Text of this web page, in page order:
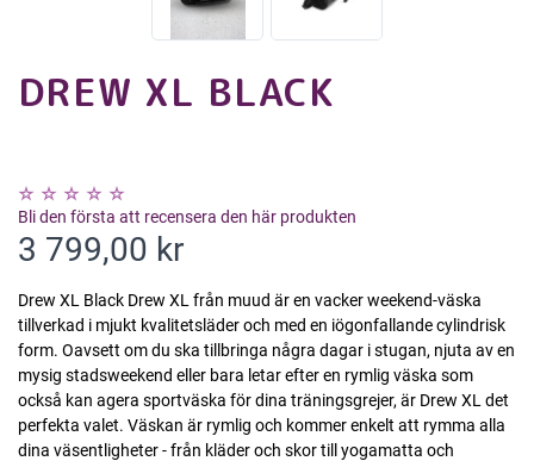
DREW XL BLACK
Bli den första att recensera den här produkten
3 799,00 kr
Drew XL Black Drew XL från muud är en vacker weekend-väska
tillverkad i mjukt kvalitetsläder och med en iögonfallande cylindrisk
form. Oavsett om du ska tillbringa några dagar i stugan, njuta av en
mysig stadsweekend eller bara letar efter en rymlig väska som
också kan agera sportväska för dina träningsgrejer, är Drew XL det
perfekta valet. Väskan är rymlig och kommer enkelt att rymma alla
dina väsentligheter - från kläder och skor till yogamatta och